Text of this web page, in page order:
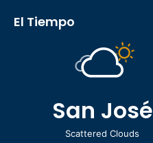
El Tiempo
San José
Scattered Clouds